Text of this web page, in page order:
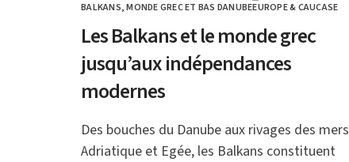
CATEGORY
BALKANS, MONDE GREC ET BAS DANUBEEUROPE & CAUCASE
Les Balkans et le monde grec
jusqu’aux indépendances
modernes
Des bouches du Danube aux rivages des mers
Adriatique et Egée, les Balkans constituent